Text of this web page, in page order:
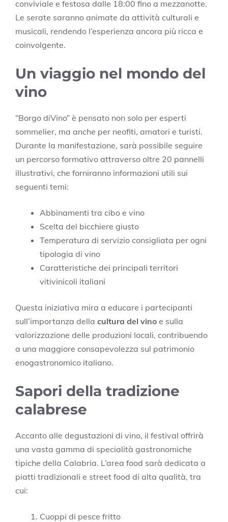
conviviale e festosa dalle 18:00 fino a mezzanotte.
Le serate saranno animate da attività culturali e
musicali, rendendo l’esperienza ancora più ricca e
coinvolgente.
Un viaggio nel mondo del
vino
“Borgo diVino” è pensato non solo per esperti
sommelier, ma anche per neofiti, amatori e turisti.
Durante la manifestazione, sarà possibile seguire
un percorso formativo attraverso oltre 20 pannelli
illustrativi, che forniranno informazioni utili sui
seguenti temi:
Abbinamenti tra cibo e vino
Scelta del bicchiere giusto
Temperatura di servizio consigliata per ogni
tipologia di vino
Caratteristiche dei principali territori
vitivinicoli italiani
Questa iniziativa mira a educare i partecipanti
sull’importanza della cultura del vino e sulla
valorizzazione delle produzioni locali, contribuendo
a una maggiore consapevolezza sul patrimonio
enogastronomico italiano.
Sapori della tradizione
calabrese
Accanto alle degustazioni di vino, il festival offrirà
una vasta gamma di specialità gastronomiche
tipiche della Calabria. L’area food sarà dedicata a
piatti tradizionali e street food di alta qualità, tra
cui:
Cuoppi di pesce fritto